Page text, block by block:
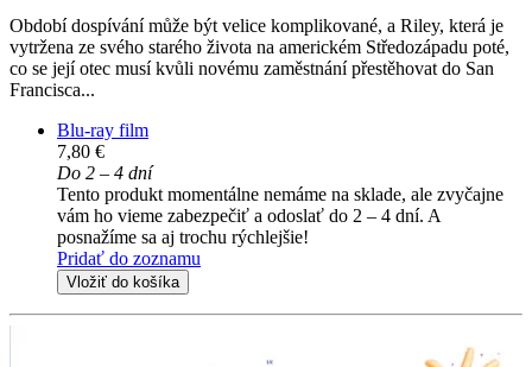
Období dospívání může být velice komplikované, a Riley, která je
vytržena ze svého starého života na americkém Středozápadu poté,
co se její otec musí kvůli novému zaměstnání přestěhovat do San
Francisca...
Blu-ray film
7,80 €
Do 2 – 4 dní
Tento produkt momentálne nemáme na sklade, ale zvyčajne
vám ho vieme zabezpečiť a odoslať do 2 – 4 dní. A
posnažíme sa aj trochu rýchlejšie!
Pridať do zoznamu
Vložiť do košíka